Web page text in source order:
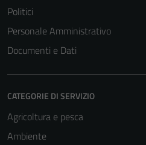
Politici
Personale Amministrativo
Documenti e Dati
CATEGORIE DI SERVIZIO
Agricoltura e pesca
Ambiente